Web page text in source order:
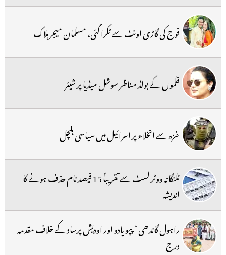
فوج کی گاڑی اونٹ سے ٹکرا گئی، مسلمان میجر ہلاک
فلموں کے بولڈ مناظر سوشل میڈیا پر شیئر
غزہ سے انخلاء پر اسرائیل میں سیاسی ہلچل
تلنگانہ ووٹر لسٹ سے تقریباً 15 فیصد نام حذف ہونے کا
اندیشہ
راہول گاندھی ‘ پپو یادو اور اودیش پرساد کے خلاف مقدمہ
درج